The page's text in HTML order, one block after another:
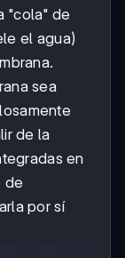
"cola" de
el agua)
sea
de la
en
de
por sí